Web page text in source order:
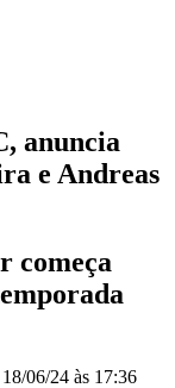
anuncia
e Andreas
começa
18/06/24 às 17:36